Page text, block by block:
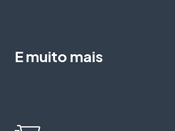
E muito mais